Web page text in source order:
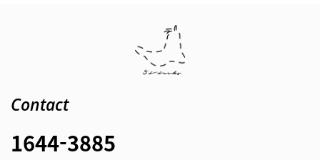
Contact
1644-3885